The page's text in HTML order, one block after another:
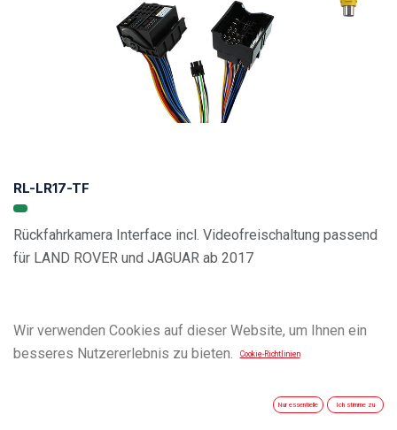
RL-LR17-TF
Rückfahrkamera Interface incl. Videofreischaltung passend
für LAND ROVER und JAGUAR ab 2017
Wir verwenden Cookies auf dieser Website, um Ihnen ein
besseres Nutzererlebnis zu bieten.
Cookie-Richtlinien
Nur essentielle Ich stimme zu